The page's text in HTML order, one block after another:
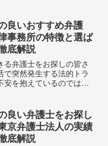
数多くの弁護士が開業
弁護士に相...
良いおすすめ弁護
事務所の特徴と選ば
底解説
る弁護士をお探しの皆さ
で突然発生する法的トラ
安を抱えているのではな
難な問題は数多く存在し
な状況で重要...
良い弁護士をお探し
京弁護士法人の実績
底解説